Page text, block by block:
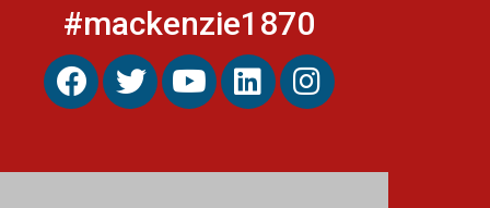
#mackenzie1870